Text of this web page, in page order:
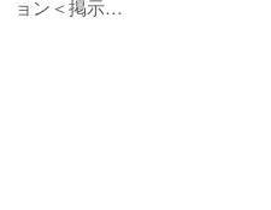
ョン＜掲示…